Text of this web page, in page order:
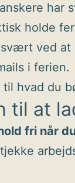
har
holde
ved
i ferien.
hvad du
til at
fri når